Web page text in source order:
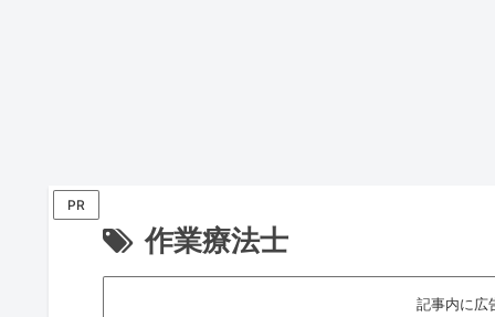
PR
作業療法士
記事内に広